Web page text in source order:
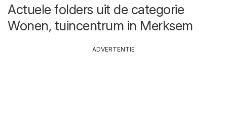
Actuele folders uit de categorie
Wonen, tuincentrum in Merksem
ADVERTENTIE